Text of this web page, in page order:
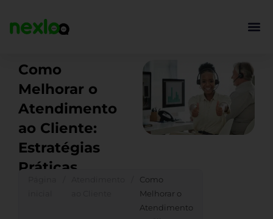
para
Como
Melhorar o
Atendimento
ao Cliente:
Estratégias
Práticas
Como
Melhorar o
Atendimento